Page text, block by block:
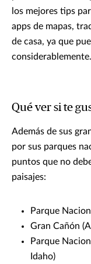
los mejores tips
apps de mapas,
de casa, ya que
considerablemente.
Qué ver si te
Además de sus
por sus parques
puntos que no
paisajes:
Parque
Gran Cañón
Parque
Idaho)